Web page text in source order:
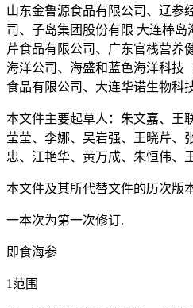
山东金鲁源食品有限公司、辽参
司、子岛集团股份有限 大连棒
芹食品有限公司、广东官栈营养
海洋公司、海盛和蓝色海洋科技
食品有限公司、大连华诺生物科
本文件主要起草人：朱文嘉、王
莹莹、李娜、吴岩强、王晓芹、
忠、江艳华、黄万成、朱恒伟、
本文件及其所代替文件的历次版
一本次为第一次修订.
即食海参
1范围